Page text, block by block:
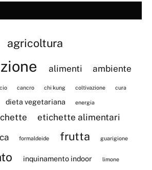
agricoltura
alimenti ambiente
cancro chi kung coltivazione cura
dieta vegetariana energia
etichette alimentari
formaldeide frutta guarigione
inquinamento indoor limone